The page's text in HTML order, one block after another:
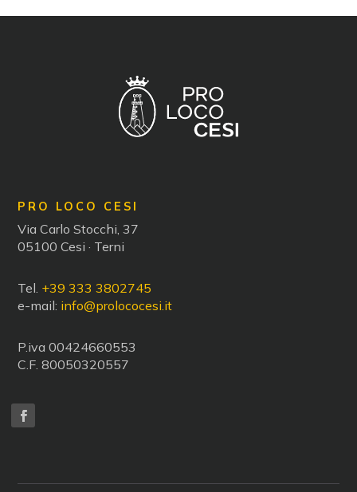
PRO LOCO CESI
Via Carlo Stocchi, 37
05100 Cesi · Terni
Tel. +39 333 3802745
e-mail: info@prolococesi.it
P.iva 00424660553
C.F. 80050320557